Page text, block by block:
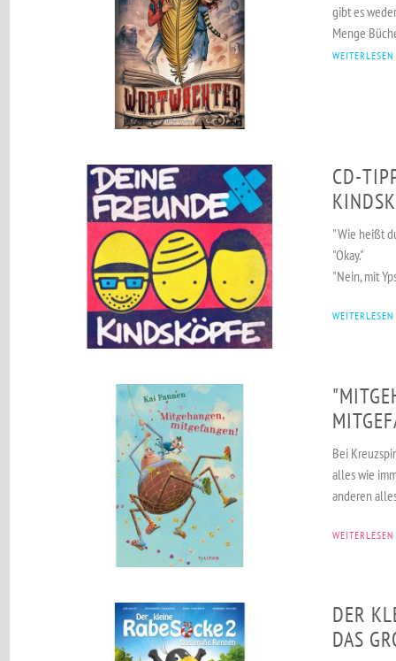
gibt es
Menge
WEITERLESEN
CD-
"Wie heißt
"Okay."
"Nein, mit
WEITERLESEN
Bei
alles wie
anderen
WEITERLESEN
DER
DAS